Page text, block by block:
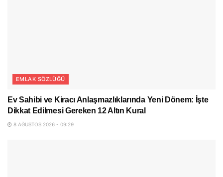
EMLAK SÖZLÜĞÜ
Ev Sahibi ve Kiracı Anlaşmazlıklarında Yeni Dönem: İşte
Dikkat Edilmesi Gereken 12 Altın Kural
8 AĞUSTOS 2026 - 09:29